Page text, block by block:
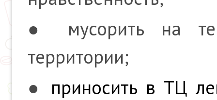
● мусорить на
территории;
● приносить в ТЦ